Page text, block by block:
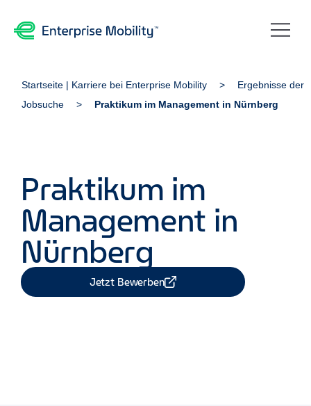
Startseite | Karriere bei Enterprise Mobility
Ergebnisse der
Jobsuche
Praktikum im Management in Nürnberg
Praktikum im
Management in
Nürnberg
Jetzt Bewerben